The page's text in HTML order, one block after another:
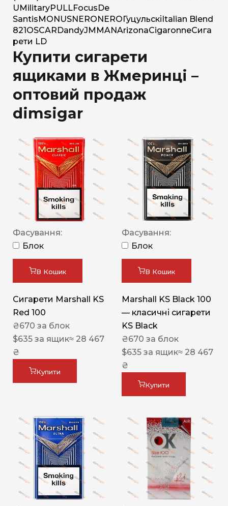
U MilitaryPULLFocus De
Santis MONUSNERO NERO Гуцульскі Italian Blend
821 OSCAR DandyJM MANArizonaCigaronneСига
рети LD
Купити сигарети
ящиками в Жмеринці –
оптовий продаж
dimsigar
Фасування:
Блок
В Кошик
Сигарети Marshall KS
Red 100
₴670 за блок
$635 за ящик≈ 28 467
₴
Купити
Фасування:
Блок
В Кошик
Marshall KS Black 100
— класичні сигарети
KS Black
₴670 за блок
$635 за ящик≈ 28 467
₴
Купити